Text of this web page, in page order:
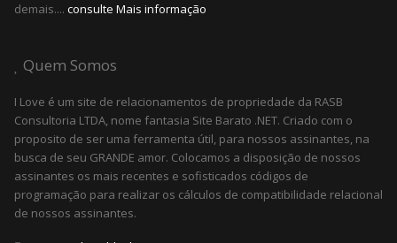
demais.... consulte Mais informação
Quem Somos
I Love é um site de relacionamentos de propriedade da RASB
Consultoria LTDA, nome fantasia Site Barato .NET. Criado com o
proposito de ser uma ferramenta útil, para nossos assinantes, na
busca de seu GRANDE amor. Colocamos a disposição de nossos
assinantes os mais recentes e sofisticados códigos de
programação para realizar os cálculos de compatibilidade relacional
de nossos assinantes.